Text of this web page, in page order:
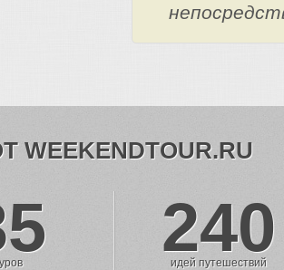
WEEKENDTOUR.RU
240
идей путешествий